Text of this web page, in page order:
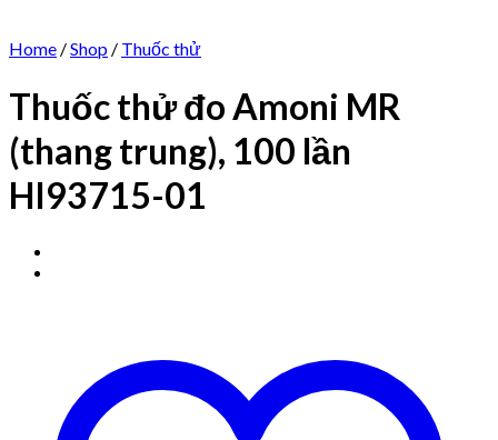
Home /Shop / Thuốc thử
Thuốc thử đo Amoni MR
(thang trung), 100 lần
HI93715-01